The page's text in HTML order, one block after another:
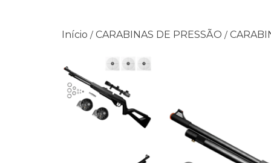
Início / CARABINAS DE PRESSÃO /